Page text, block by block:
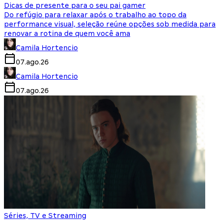
Dicas de presente para o seu pai gamer
Do refúgio para relaxar após o trabalho ao topo da
performance visual, seleção reúne opções sob medida para
renovar a rotina de quem você ama
Camila Hortencio
07.ago.26
Camila Hortencio
07.ago.26
Séries, TV e Streaming